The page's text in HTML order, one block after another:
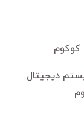
کوکوم